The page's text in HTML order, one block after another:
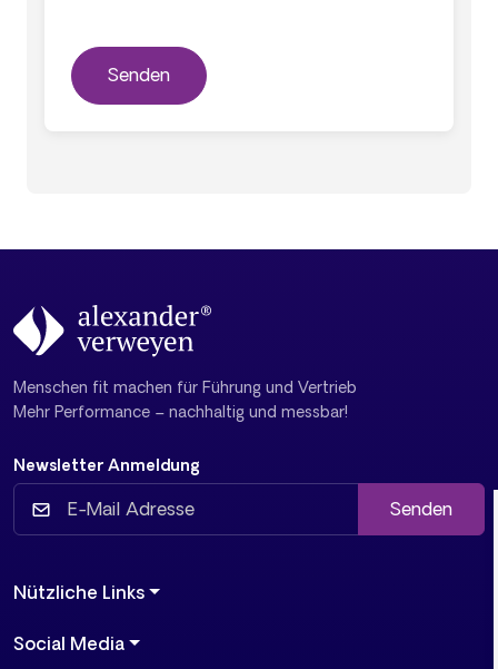
Menschen fit machen für Führung und Vertrieb
Mehr Performance – nachhaltig und messbar!
Newsletter Anmeldung
Senden
Nützliche Links
Social Media